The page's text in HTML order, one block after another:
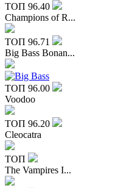
ТОП 96.40
Champions of R...
ТОП 96.71
Big Bass Bonan...
ТОП 96.00
Voodoo
ТОП 96.20
Cleocatra
ТОП
The Vampires I...